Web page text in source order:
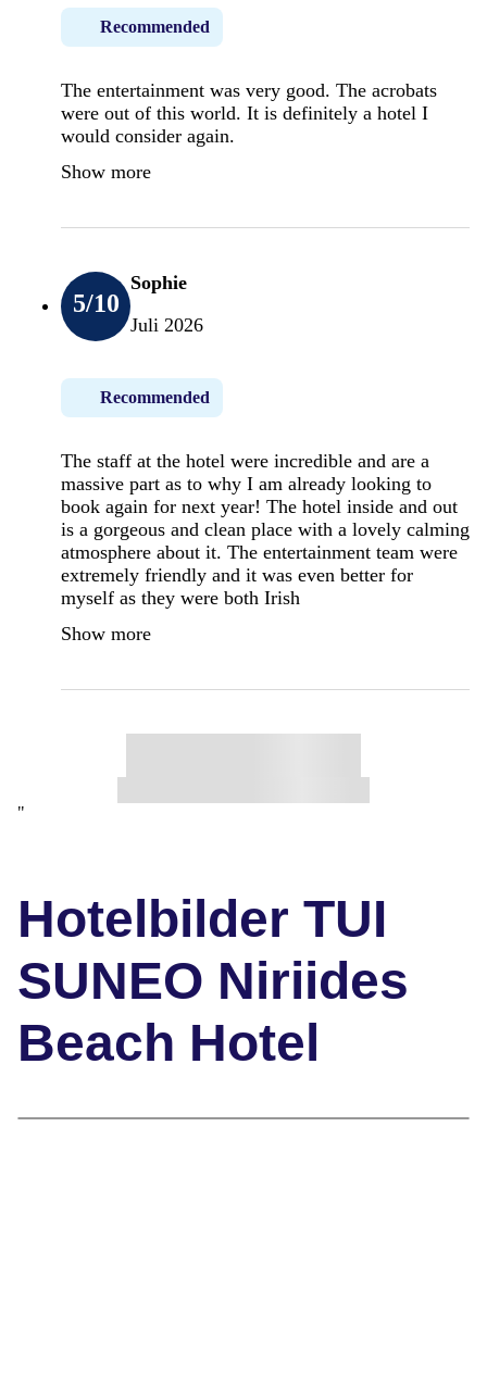
Recommended
The entertainment was very good. The acrobats
were out of this world. It is definitely a hotel I
would consider again.
Show more
5/10
Sophie
Juli 2026
Recommended
The staff at the hotel were incredible and are a
massive part as to why I am already looking to
book again for next year! The hotel inside and out
is a gorgeous and clean place with a lovely calming
atmosphere about it. The entertainment team were
extremely friendly and it was even better for
myself as they were both Irish
Show more
"
Hotelbilder TUI
SUNEO Niriides
Beach Hotel